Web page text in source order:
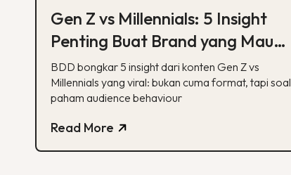
Gen Z vs Millennials: 5 Insight
Penting Buat Brand yang Mau
Tumbuh Lewat Konten
BDD bongkar 5 insight dari konten Gen Z vs
Millennials yang viral: bukan cuma format, tapi soal
paham audience behaviour
Read More